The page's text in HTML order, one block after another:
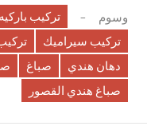
وسوم تركيب باركيه
تركيب سيراميك
دهان هندي
صباغ
صباغ هندي القصور